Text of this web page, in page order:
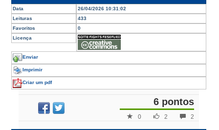
Data
26/04/2026 10:31:02
Leituras
433
Favoritos
0
Licença
Enviar
Imprimir
Criar um pdf
6 pontos
2
2
0